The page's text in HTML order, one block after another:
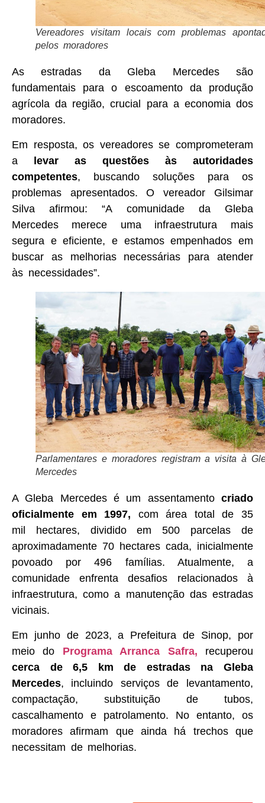
Vereadores visitam locais com problemas
pelos moradores
As estradas da Gleba Mercedes são
fundamentais para o escoamento da produção
agrícola da região, crucial para a economia dos
moradores.
Em resposta, os vereadores se comprometeram
a levar as questões às autoridades
competentes, buscando soluções para os
problemas apresentados. O vereador Gilsimar
Silva afirmou: “A comunidade da Gleba
Mercedes merece uma infraestrutura mais
segura e eficiente, e estamos empenhados em
buscar as melhorias necessárias para atender
às necessidades”.
Parlamentares e moradores registram a visita à
Mercedes
A Gleba Mercedes é um assentamento criado
oficialmente em 1997, com área total de 35
mil hectares, dividido em 500 parcelas de
aproximadamente 70 hectares cada, inicialmente
povoado por 496 famílias. Atualmente, a
comunidade enfrenta desafios relacionados à
infraestrutura, como a manutenção das estradas
vicinais.
Em junho de 2023, a Prefeitura de Sinop, por
meio do Programa Arranca Safra, recuperou
cerca de 6,5 km de estradas na Gleba
Mercedes, incluindo serviços de levantamento,
compactação, substituição de tubos,
cascalhamento e patrolamento. No entanto, os
moradores afirmam que ainda há trechos que
necessitam de melhorias.